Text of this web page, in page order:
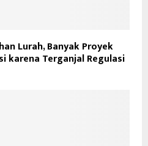
Lurah, Banyak Proyek
karena Terganjal Regulasi